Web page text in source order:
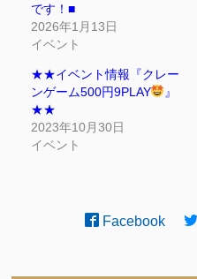
です！■
2026年1月13日
イベント
★★イベント情報『クレー
ンゲーム500円9PLAY
』
★★
2023年10月30日
イベント
Facebook